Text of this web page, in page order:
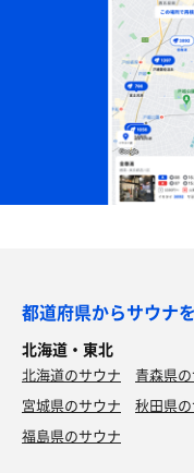
都道府県からサウナ
北海道・東北
北海道のサウナ 青森県
宮城県のサウナ
秋田県
福島県のサウナ